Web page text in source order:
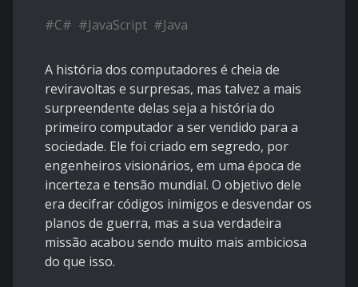
#C# #JavaScript #Java
A história dos computadores é cheia de
reviravoltas e surpresas, mas talvez a mais
surpreendente delas seja a história do
primeiro computador a ser vendido para a
sociedade. Ele foi criado em segredo, por
engenheiros visionários, em uma época de
incerteza e tensão mundial. O objetivo dele
era decifrar códigos inimigos e desvendar os
planos de guerra, mas a sua verdadeira
missão acabou sendo muito mais ambiciosa
do que isso.